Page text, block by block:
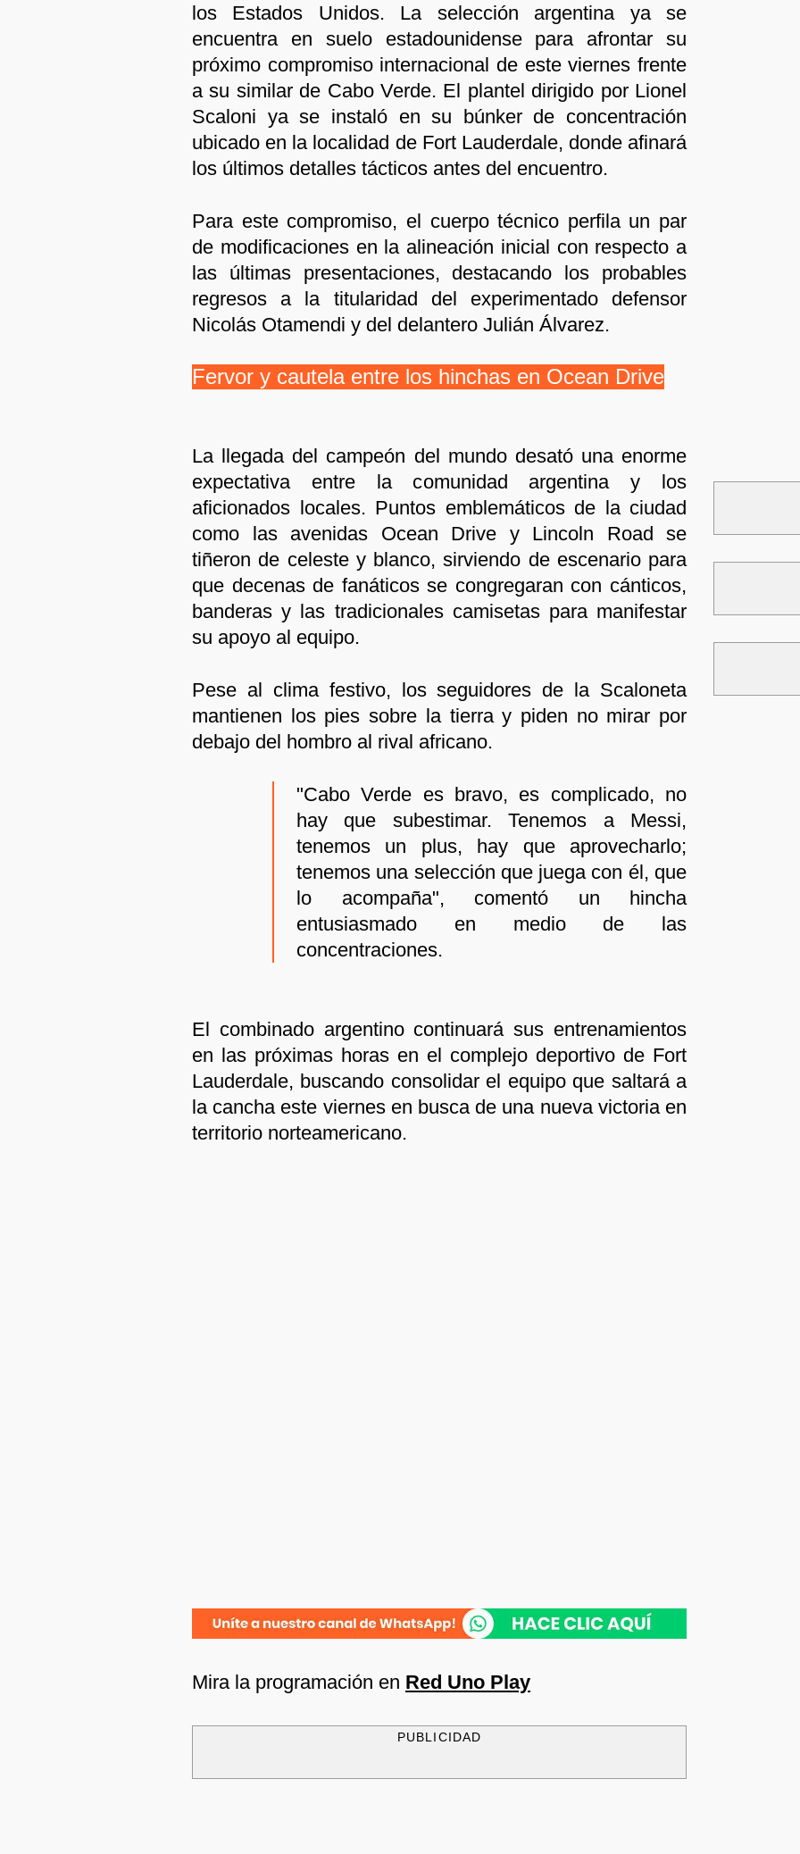
los Estados Unidos. La selección argentina ya se
encuentra en suelo estadounidense para afrontar su
próximo compromiso internacional de este viernes frente
a su similar de Cabo Verde. El plantel dirigido por Lionel
Scaloni ya se instaló en su búnker de concentración
ubicado en la localidad de Fort Lauderdale, donde afinará
los últimos detalles tácticos antes del encuentro.
Para este compromiso, el cuerpo técnico perfila un par
de modificaciones en la alineación inicial con respecto a
las últimas presentaciones, destacando los probables
regresos a la titularidad del experimentado defensor
Nicolás Otamendi y del delantero Julián Álvarez.
Fervor y cautela entre los hinchas en Ocean Drive
La llegada del campeón del mundo desató una enorme
expectativa entre la comunidad argentina y los
aficionados locales. Puntos emblemáticos de la ciudad
como las avenidas Ocean Drive y Lincoln Road se
tiñeron de celeste y blanco, sirviendo de escenario para
que decenas de fanáticos se congregaran con cánticos,
banderas y las tradicionales camisetas para manifestar
su apoyo al equipo.
Pese al clima festivo, los seguidores de la Scaloneta
mantienen los pies sobre la tierra y piden no mirar por
debajo del hombro al rival africano.
"Cabo Verde es bravo, es complicado, no
hay que subestimar. Tenemos a Messi,
tenemos un plus, hay que aprovecharlo;
tenemos una selección que juega con él, que
lo acompaña", comentó un hincha
entusiasmado en medio de las
concentraciones.
El combinado argentino continuará sus entrenamientos
en las próximas horas en el complejo deportivo de Fort
Lauderdale, buscando consolidar el equipo que saltará a
la cancha este viernes en busca de una nueva victoria en
territorio norteamericano.
Mira la programación en Red Uno Play
PUBLICIDAD